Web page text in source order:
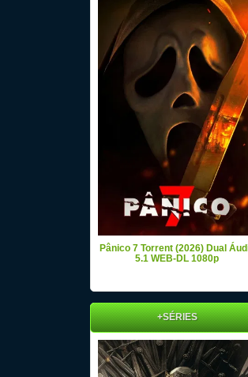
Pânico 7 Torrent (2026) Dual
5.1 WEB-DL 1080p
+SÉRIES